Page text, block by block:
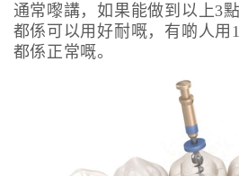
通常嚟講，如果能做到以上3
都係可以用好耐嘅，有啲人用
都係正常嘅。